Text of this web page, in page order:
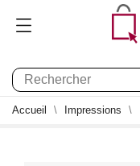
Accueil Impressions